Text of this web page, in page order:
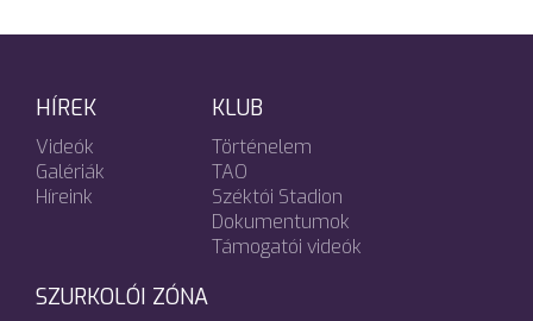
HÍREK
Videók
Galériák
Híreink
KLUB
Történelem
TAO
Széktói Stadion
Dokumentumok
Támogatói videók
SZURKOLÓI ZÓNA